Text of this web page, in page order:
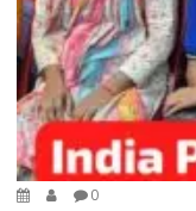
0